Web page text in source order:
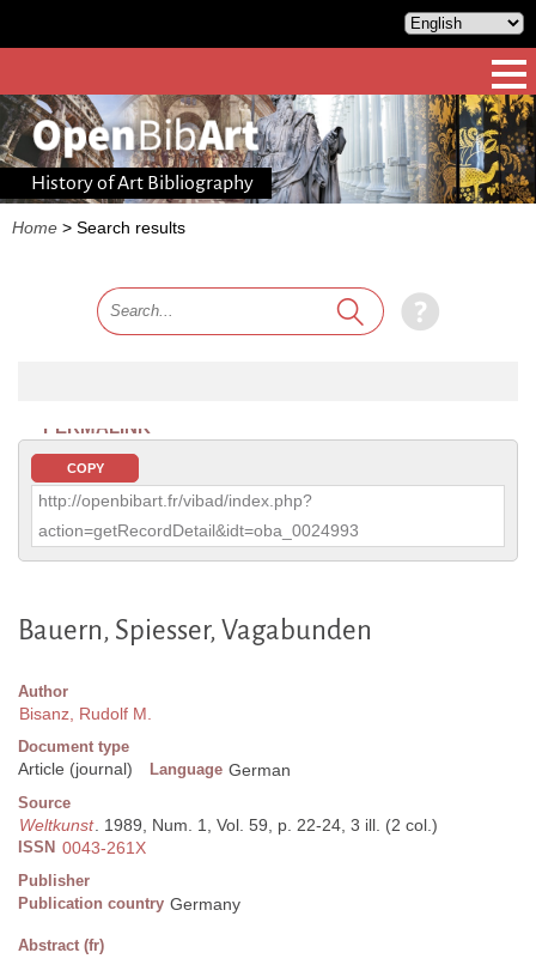
History of Art Bibliography
Home > Search results
PERMALINK
COPY
http://openbibart.fr/vibad/index.php?
action=getRecordDetail&idt=oba_0024993
Bauern, Spiesser, Vagabunden
Author
Bisanz, Rudolf M.
Document type
Article (journal) Language German
Source
Weltkunst. 1989, Num. 1, Vol. 59, p. 22-24, 3 ill. (2 col.)
ISSN 0043-261X
Publisher
Publication country Germany
Abstract (fr)